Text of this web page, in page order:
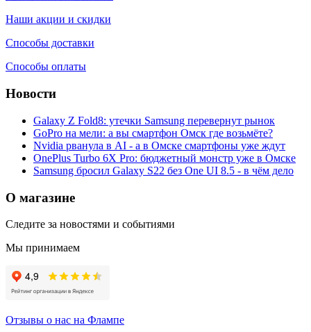
Наши акции и скидки
Способы доставки
Способы оплаты
Новости
Galaxy Z Fold8: утечки Samsung перевернут рынок
GoPro на мели: а вы смартфон Омск где возьмёте?
Nvidia рванула в AI - а в Омске смартфоны уже ждут
OnePlus Turbo 6X Pro: бюджетный монстр уже в Омске
Samsung бросил Galaxy S22 без One UI 8.5 - в чём дело
О магазине
Следите за новостями и событиями
Мы принимаем
Отзывы о нас на Флампе